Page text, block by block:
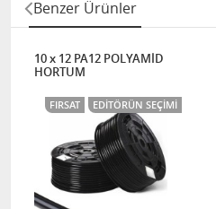
Benzer Ürünler
10 x 12 PA12 POLYAMİD
HORTUM
FIRSAT EDITÖRÜN SEÇIMI